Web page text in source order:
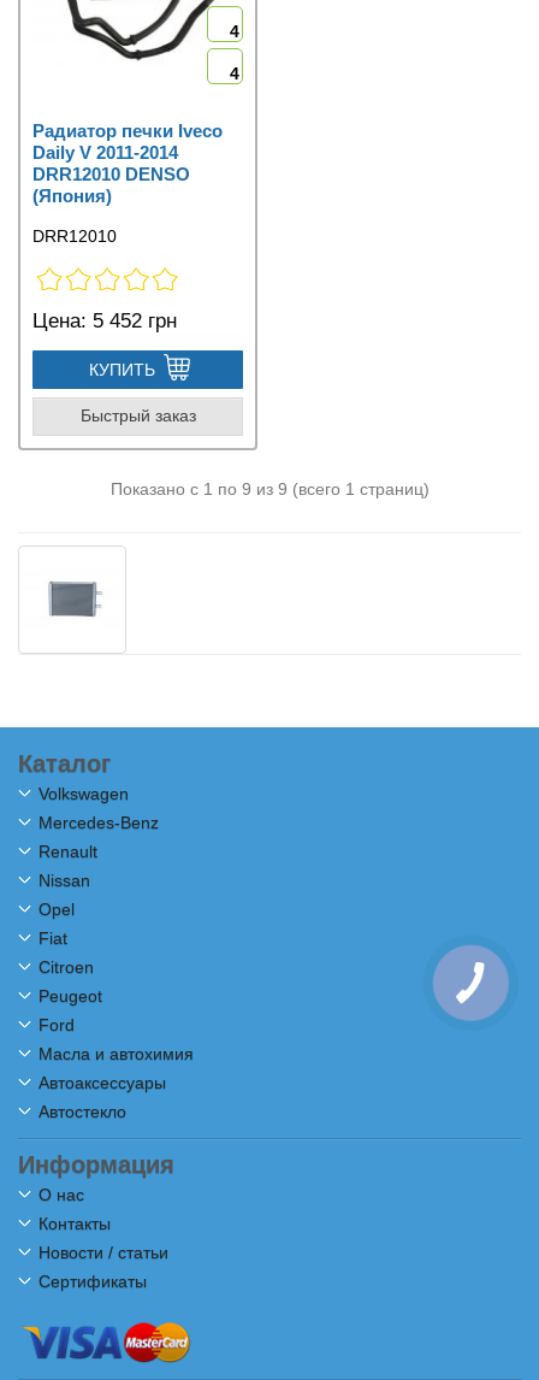
4
4
Радиатор печки Iveco
Daily V 2011-2014
DRR12010 DENSO
(Япония)
DRR12010
Цена: 5 452 грн
КУПИТЬ
Быстрый заказ
Показано с 1 по 9 из 9 (всего 1 страниц)
Каталог
Volkswagen
Mercedes-Benz
Renault
Nissan
Opel
Fiat
Citroen
Peugeot
Ford
Масла и автохимия
Автоаксессуары
Автостекло
Информация
О нас
Контакты
Новости / статьи
Сертификаты